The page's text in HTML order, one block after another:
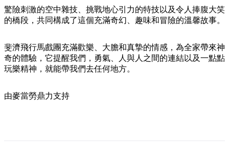
搜
尋:
Sign
驚險刺激的空中雜技、挑戰地心引力的特技以及令人捧腹大笑
的橋段，共同構成了這個充滿奇幻、趣味和冒險的溫馨故事。
斐濟飛行馬戲團充滿歡樂、大膽和真摯的情感，為全家帶來神
奇的體驗，它提醒我們，勇氣、人與人之間的連結以及一點點
玩樂精神，就能帶我們去任何地方。
由麥當勞鼎力支持